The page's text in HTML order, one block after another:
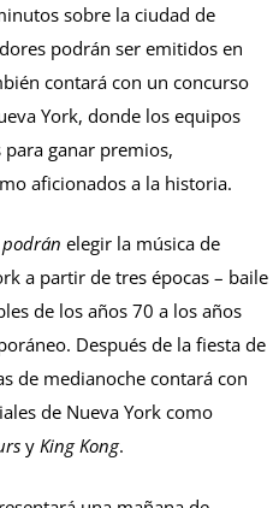
sobre la ciudad de
podrán ser emitidos en
contará con un concurso
York, donde los equipos
ganar premios,
aficionados a la historia.
podrán elegir la música de
a partir de tres épocas – baile
de los años 70 a los años
Después de la fiesta de
de medianoche contará con
de Nueva York como
y King Kong.